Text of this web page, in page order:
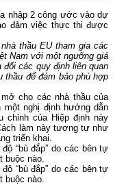
nhập 2 công ước vào dự
đảm việc thực thi được
thầu EU tham gia các
Nam với một ngưỡng giá
các quy định liên quan
để đảm bảo phù hợp
cho các nhà thầu của
một nghị định hướng dẫn
chỉnh của Hiệp định này
làm này tương tự như
đang triển khai.
“bù đắp” do các bên tự
buộc nào.
“bù đắp” do các bên tự
buộc nào.